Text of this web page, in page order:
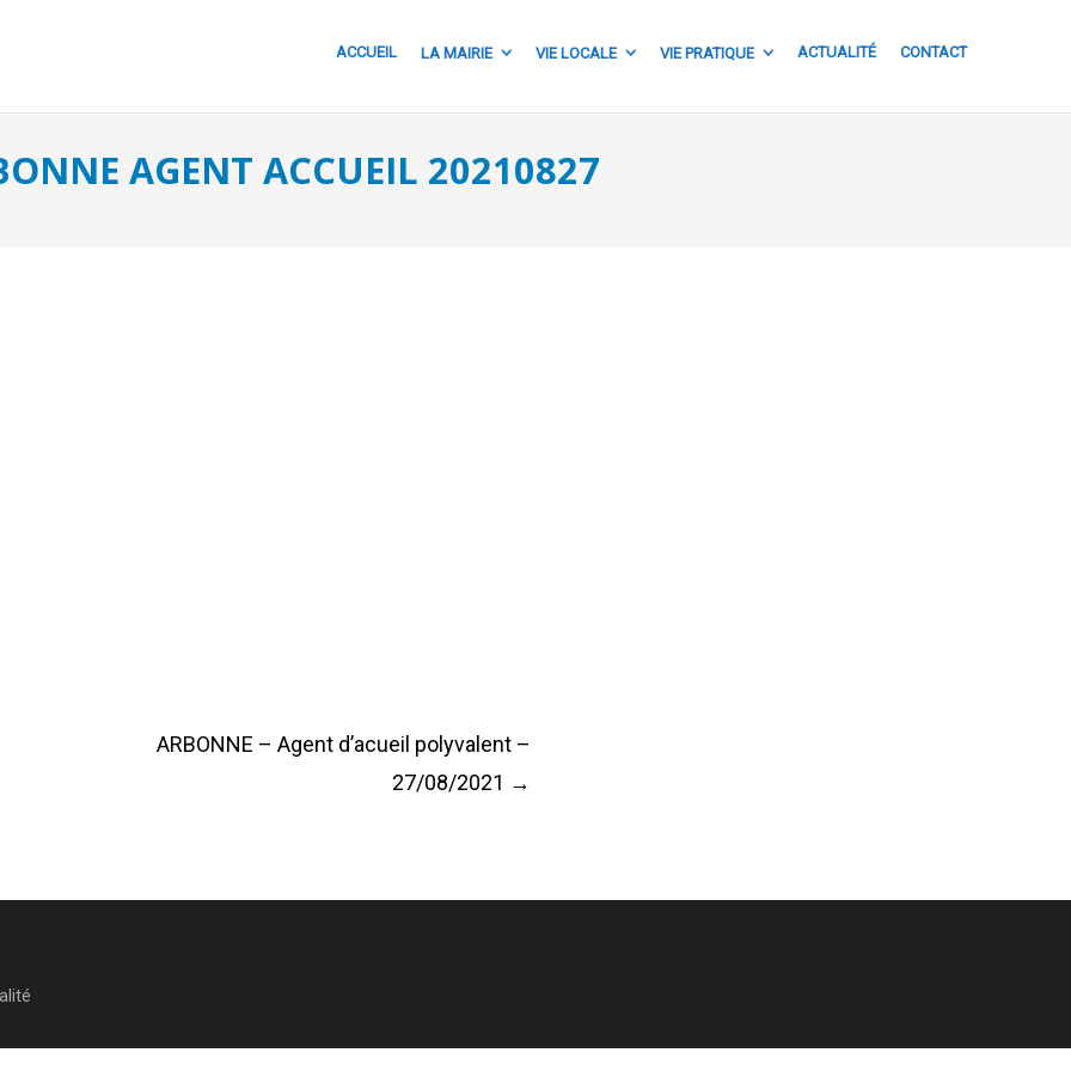
ACCUEIL LA MAIRIE VIE LOCALE VIE PRATIQUE ACTUALITÉ CONTACT
AGENT ACCUEIL 20210827
ARBONNE – Agent d’acueil polyvalent –
27/08/2021 →